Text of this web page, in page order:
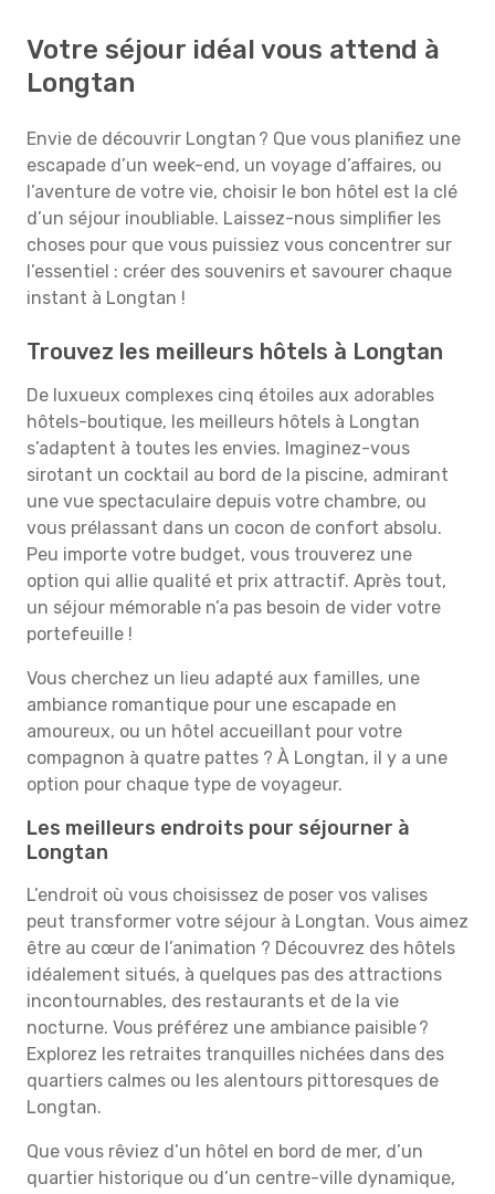
Votre séjour idéal vous attend à
Longtan
Envie de découvrir Longtan ? Que vous planifiez une
escapade d’un week-end, un voyage d’affaires, ou
l’aventure de votre vie, choisir le bon hôtel est la clé
d’un séjour inoubliable. Laissez-nous simplifier les
choses pour que vous puissiez vous concentrer sur
l’essentiel : créer des souvenirs et savourer chaque
instant à Longtan !
Trouvez les meilleurs hôtels à Longtan
De luxueux complexes cinq étoiles aux adorables
hôtels-boutique, les meilleurs hôtels à Longtan
s’adaptent à toutes les envies. Imaginez-vous
sirotant un cocktail au bord de la piscine, admirant
une vue spectaculaire depuis votre chambre, ou
vous prélassant dans un cocon de confort absolu.
Peu importe votre budget, vous trouverez une
option qui allie qualité et prix attractif. Après tout,
un séjour mémorable n’a pas besoin de vider votre
portefeuille !
Vous cherchez un lieu adapté aux familles, une
ambiance romantique pour une escapade en
amoureux, ou un hôtel accueillant pour votre
compagnon à quatre pattes ? À Longtan, il y a une
option pour chaque type de voyageur.
Les meilleurs endroits pour séjourner à
Longtan
L’endroit où vous choisissez de poser vos valises
peut transformer votre séjour à Longtan. Vous aimez
être au cœur de l’animation ? Découvrez des hôtels
idéalement situés, à quelques pas des attractions
incontournables, des restaurants et de la vie
nocturne. Vous préférez une ambiance paisible ?
Explorez les retraites tranquilles nichées dans des
quartiers calmes ou les alentours pittoresques de
Longtan.
Que vous rêviez d’un hôtel en bord de mer, d’un
quartier historique ou d’un centre-ville dynamique,